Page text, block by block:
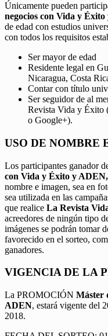
Únicamente pueden
negocios con Vida y
de edad con estudios
con todos los requisitos
Ser mayor de edad
Residente legal en
Nicaragua, Costa
Contar con título
Ser seguidor de al
Revista Vida y Éxito
o Google+).
USO DE NOMBRE
Los participantes ganador
con Vida y Éxito y ADEN,
nombre e imagen, sea en
sea utilizada en las
que realice La Revista
acreedores de ningún tipo
imágenes se podrán tomar
favorecido en el sorteo,
ganadores.
VIGENCIA DE LA
La PROMOCIÓN Máster
ADEN, estará vigente del
2018.